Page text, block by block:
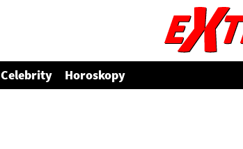
Celebrity
Horoskopy